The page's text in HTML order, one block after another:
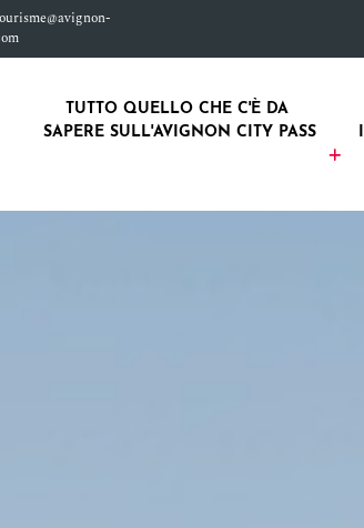
TUTTO QUELLO CHE C'È DA
SAPERE SULL'AVIGNON CITY PASS